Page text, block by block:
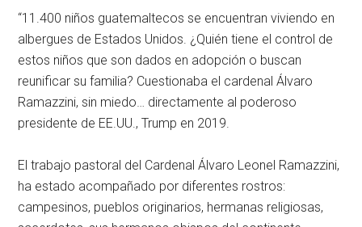
“11.400 niños guatemaltecos se encuentran viviendo en
albergues de Estados Unidos. ¿Quién tiene el control de
estos niños que son dados en adopción o buscan
reunificar su familia? Cuestionaba el cardenal Álvaro
Ramazzini, sin miedo… directamente al poderoso
presidente de EE.UU., Trump en 2019.
El trabajo pastoral del Cardenal Álvaro Leonel Ramazzini,
ha estado acompañado por diferentes rostros:
campesinos, pueblos originarios, hermanas religiosas,